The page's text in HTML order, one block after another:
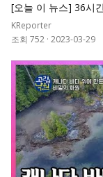
[오늘 이 뉴스] 36시
유가족 "격하게 환영"
KReporter
조회 752 · 2023-03-29